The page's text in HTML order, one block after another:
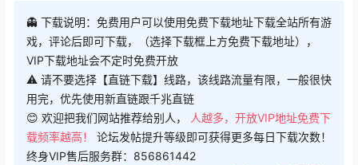
👻 下载说明：免费用户可以使用免费下载地址下载全站所有游
戏，评论后即可下载，（选择下载框上方免费下载地址），
VIP下载地址会不定时免费开放
⚠ 请不要选择【直链下载】线路，该线路流量有限，一般很快
用完，优先使用新直链跟千兆直链
😊 欢迎把我们网站推荐给别人，
人越多，开放VIP地址免费下
载频率越高！ 论坛发帖提升等级即可获得更多每日下载次数！
终身VIP售后服务群：856861442